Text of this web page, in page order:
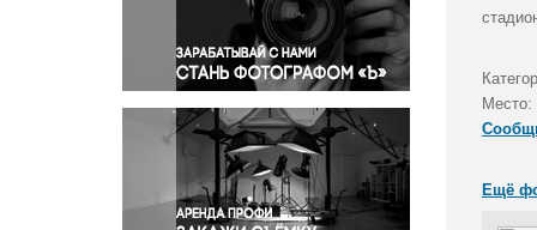
Правосудие
Происшествия и конфликты
Религия
Светская жизнь
Спорт
Экология
Экономика и бизнес
Место:
Ещё